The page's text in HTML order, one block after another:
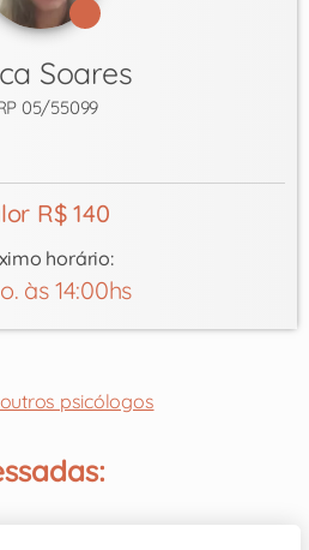
Soares
05/55099
R$ 140
horário:
às 14:00hs
psicólogos